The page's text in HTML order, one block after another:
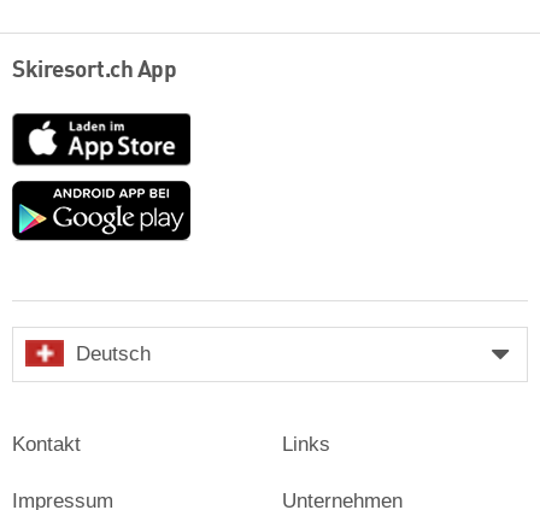
Skiresort.ch App
App
Store
Google
Deutsch
Kontakt
Impressum
Links
Unternehmen